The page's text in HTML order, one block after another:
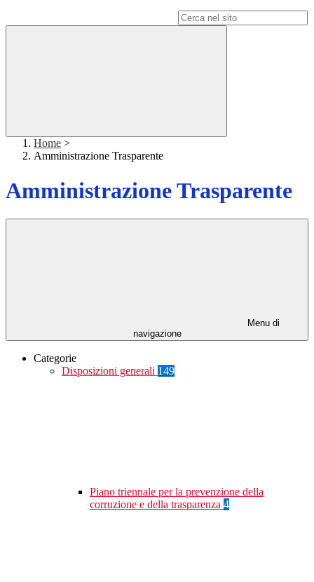
Home >
Amministrazione Trasparente
Amministrazione Trasparente
Menu di
navigazione
Categorie
Disposizioni generali 149
Piano triennale per la prevenzione della
corruzione e della trasparenza 4